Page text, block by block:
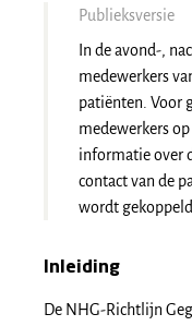
Publieksversie
In de avond-,
medewerkers
patiënten. Voor
medewerkers
informatie over
contact van de
wordt gekoppeld
Inleiding
De NHG-Richtlijn